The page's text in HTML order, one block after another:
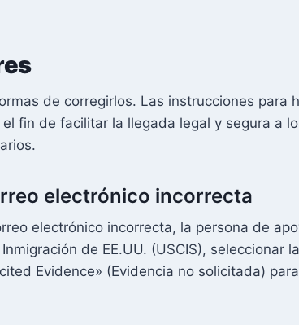
de corregirlos. Las instrucciones para
fin de facilitar la llegada legal y segura a
electrónico incorrecta
electrónico incorrecta, la persona de
de EE.UU. (USCIS), seleccionar
Evidence» (Evidencia no solicitada)